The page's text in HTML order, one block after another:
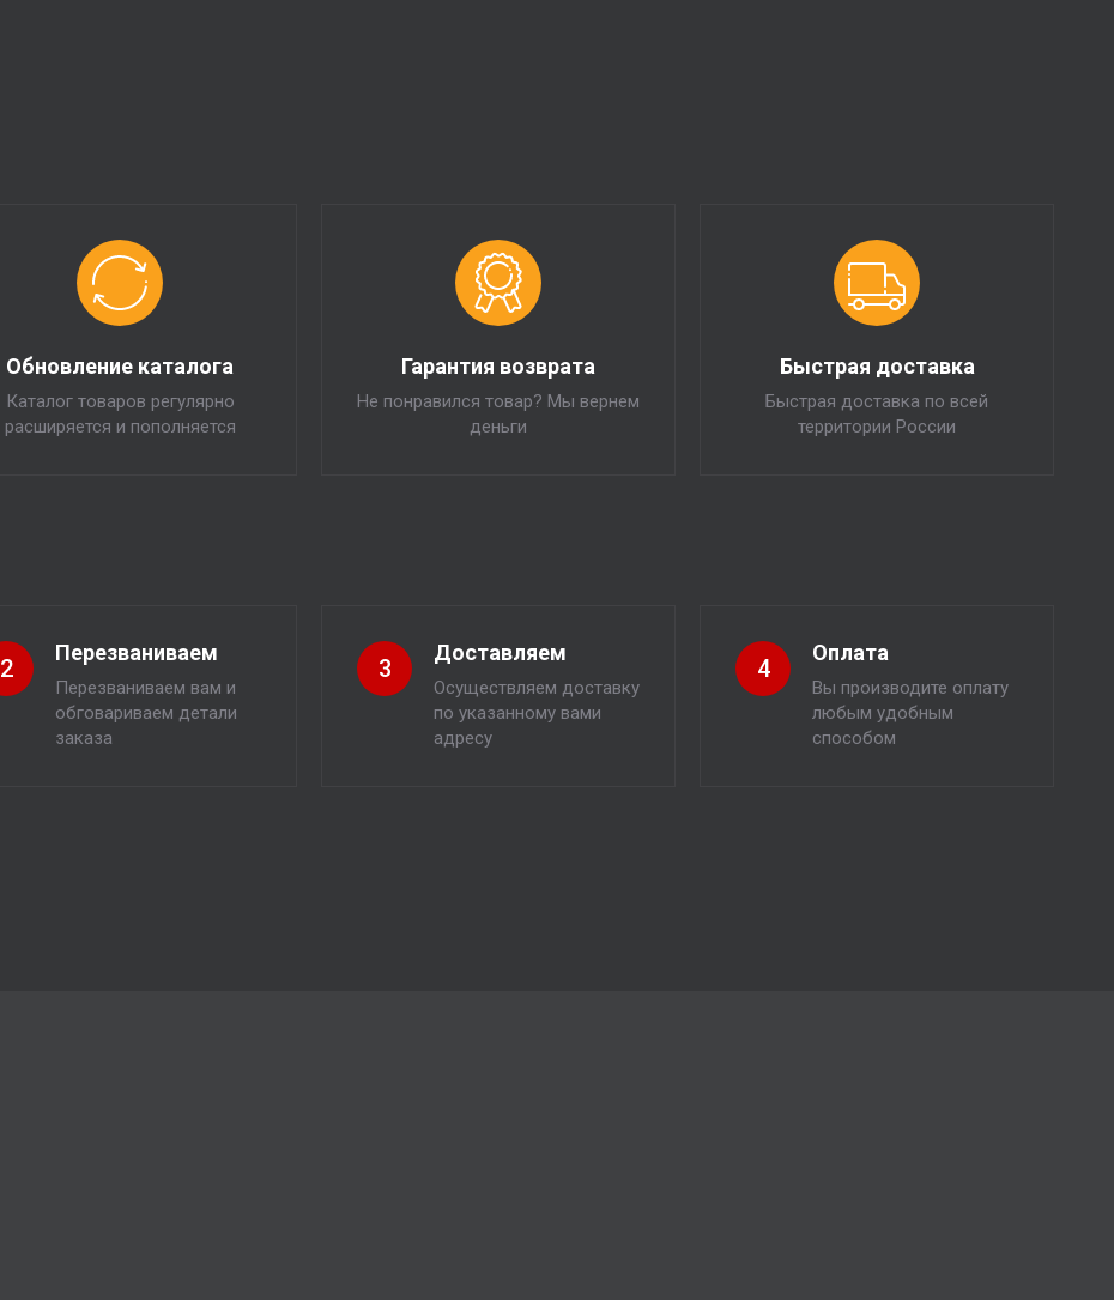
Обновление каталога
Каталог товаров регулярно
расширяется и пополняется
Гарантия возврата
Не понравился товар? Мы вернем
деньги
Быстрая доставка
Быстрая доставка по всей
территории России
2
Перезваниваем
Перезваниваем вам и
обговариваем детали
заказа
3
Доставляем
Осуществляем доставку
по указанному вами
адресу
4
Оплата
Вы производите оплату
любым удобным
способом